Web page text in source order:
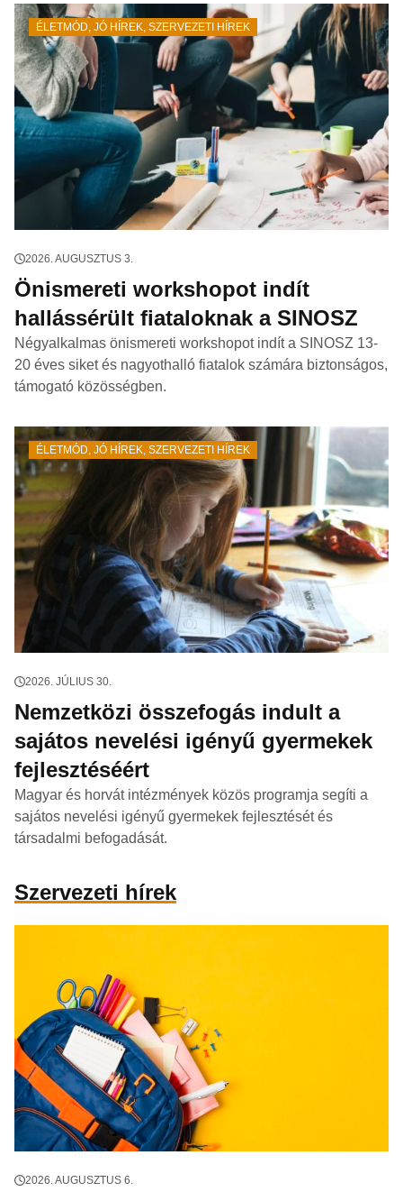
ÉLETMÓD JÓ HÍREK SZERVEZETI HÍREK
2026. AUGUSZTUS 3.
Önismereti workshopot indít
hallássérült fiataloknak a SINOSZ
Négyalkalmas önismereti workshopot indít a SINOSZ 13-
20 éves siket és nagyothalló fiatalok számára biztonságos,
támogató közösségben.
ÉLETMÓD JÓ HÍREK SZERVEZETI HÍREK
2026. JÚLIUS 30.
Nemzetközi összefogás indult a
sajátos nevelési igényű gyermekek
fejlesztéséért
Magyar és horvát intézmények közös programja segíti a
sajátos nevelési igényű gyermekek fejlesztését és
társadalmi befogadását.
Szervezeti hírek
2026. AUGUSZTUS 6.